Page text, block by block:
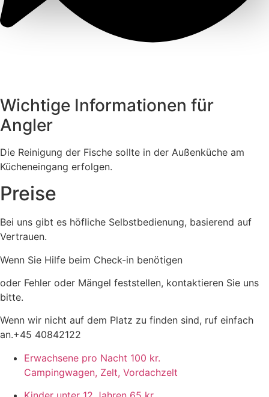
Wichtige Informationen für
Angler
Die Reinigung der Fische sollte in der Außenküche am
Kücheneingang erfolgen.
Preise
Bei uns gibt es höfliche Selbstbedienung, basierend auf
Vertrauen.
Wenn Sie Hilfe beim Check-in benötigen
oder Fehler oder Mängel feststellen, kontaktieren Sie uns
bitte.
Wenn wir nicht auf dem Platz zu finden sind, ruf einfach
an.+45 40842122
Erwachsene pro Nacht 100 kr.
Campingwagen, Zelt, Vordachzelt